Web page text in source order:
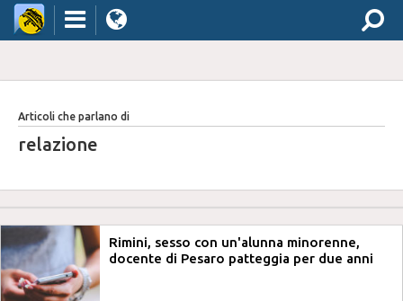
Articoli che parlano di
relazione
Rimini, sesso con un'alunna minorenne,
docente di Pesaro patteggia per due anni